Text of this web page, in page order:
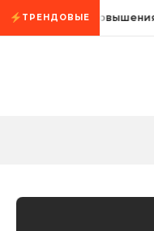
Промотать к
ТРЕНДОВЫЕ
Курсы